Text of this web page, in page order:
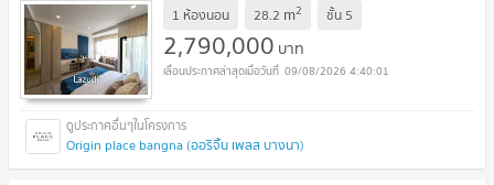
1 ห้องนอน 28.2 m2 ชั้น 5
2,790,000 บาท
09/08/2026 4:40:01
Origin place bangna (ออริจิ้น เพลส บางนา)